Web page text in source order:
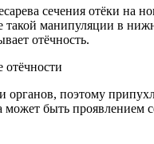
сечения отёки на
такой манипуляции в
отёчность.
поэтому
быть проявлением